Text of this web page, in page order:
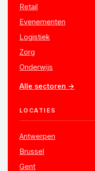
Retail
Evenementen
Logistiek
Zorg
Onderwijs
Alle sectoren →
LOCATIES
Antwerpen
Brussel
Gent